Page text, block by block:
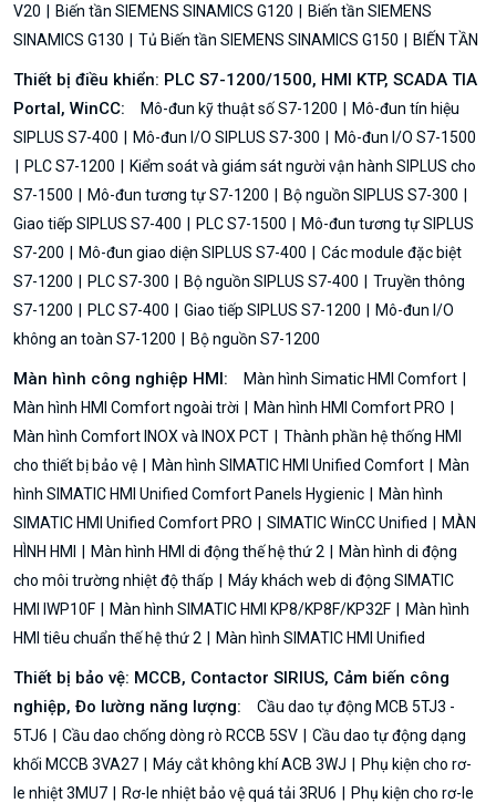
V20
Biến tần SIEMENS SINAMICS G120
Biến tần SIEMENS
SINAMICS G130
Tủ Biến tần SIEMENS SINAMICS G150 BIẾN TẦN
Thiết bị điều khiển: PLC S7-1200/1500, HMI KTP, SCADA TIA
Portal, WinCC:
Mô-đun kỹ thuật số S7-1200
Mô-đun tín hiệu
SIPLUS S7-400
Mô-đun I/O SIPLUS S7-300
Mô-đun I/O S7-1500
PLC S7-1200
Kiểm soát và giám sát người vận hành SIPLUS cho
S7-1500
Mô-đun tương tự S7-1200
Bộ nguồn SIPLUS S7-300
Giao tiếp SIPLUS S7-400
PLC S7-1500
Mô-đun tương tự SIPLUS
S7-200
Mô-đun giao diện SIPLUS S7-400
Các module đặc biệt
S7-1200
PLC S7-300 Bộ nguồn SIPLUS S7-400
Truyền thông
S7-1200
PLC S7-400 Giao tiếp SIPLUS S7-1200
Mô-đun I/O
không an toàn S7-1200
Bộ nguồn S7-1200
Màn hình công nghiệp HMI:
Màn hình Simatic HMI Comfort
Màn hình HMI Comfort ngoài trời
Màn hình HMI Comfort PRO
Màn hình Comfort INOX và INOX PCT
Thành phần hệ thống HMI
cho thiết bị bảo vệ
Màn hình SIMATIC HMI Unified Comfort
Màn
hình SIMATIC HMI Unified Comfort Panels Hygienic
Màn hình
SIMATIC HMI Unified Comfort PRO
SIMATIC WinCC Unified
MÀN
HÌNH HMI
Màn hình HMI di động thế hệ thứ 2
Màn hình di động
cho môi trường nhiệt độ thấp
Máy khách web di động SIMATIC
HMI IWP10F
Màn hình SIMATIC HMI KP8/KP8F/KP32F
Màn hình
HMI tiêu chuẩn thế hệ thứ 2
Màn hình SIMATIC HMI Unified
Thiết bị bảo vệ: MCCB, Contactor SIRIUS, Cảm biến công
nghiệp, Đo lường năng lượng:
Cầu dao tự động MCB 5TJ3 -
5TJ6
Cầu dao chống dòng rò RCCB 5SV
Cầu dao tự động dạng
khối MCCB 3VA27
Máy cắt không khí ACB 3WJ
Phụ kiện cho rơ-
le nhiệt 3MU7
Rơ-le nhiệt bảo vệ quá tải 3RU6
Phụ kiện cho rơ-le